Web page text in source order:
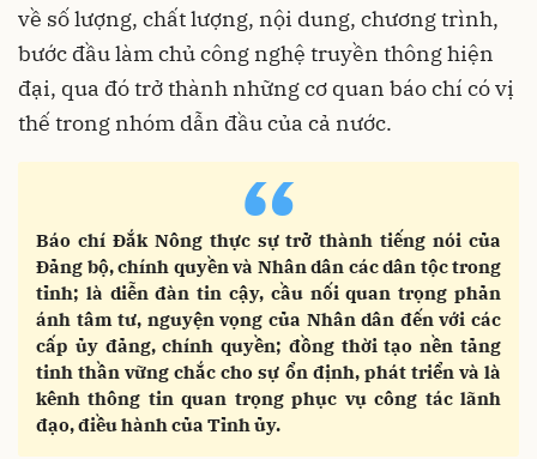
về số lượng, chất lượng, nội dung, chương trình,
bước đầu làm chủ công nghệ truyền thông hiện
đại, qua đó trở thành những cơ quan báo chí có vị
thế trong nhóm dẫn đầu của cả nước.
“
Báo chí Đắk Nông thực sự trở thành tiếng nói của
Đảng bộ, chính quyền và Nhân dân các dân tộc trong
tỉnh; là diễn đàn tin cậy, cầu nối quan trọng phản
ánh tâm tư, nguyện vọng của Nhân dân đến với các
cấp ủy đảng, chính quyền; đồng thời tạo nền tảng
tinh thần vững chắc cho sự ổn định, phát triển và là
kênh thông tin quan trọng phục vụ công tác lãnh
đạo, điều hành của Tỉnh ủy.